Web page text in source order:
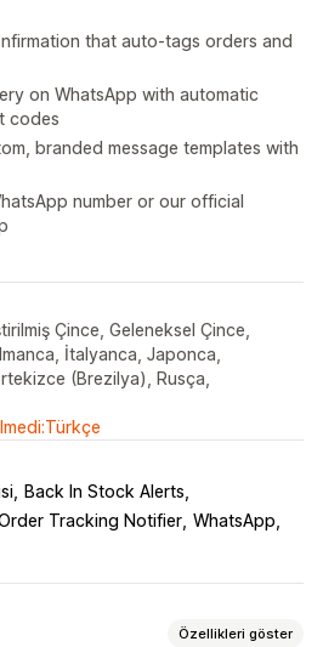
that auto-tags orders and
on WhatsApp with automatic
codes
branded message templates with
number or our official
Çince, Geleneksel Çince,
İtalyanca, Japonca,
(Brezilya), Rusça,
Back In Stock Alerts
Tracking Notifier WhatsApp
Özellikleri göster